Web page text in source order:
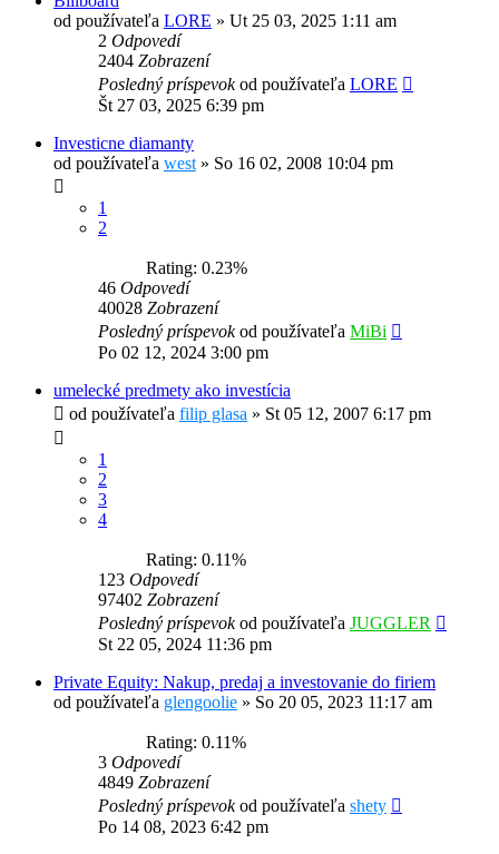
od používateľa LORE » Ut 25 03, 2025 1:11 am
2 Odpovedí
2404 Zobrazení
Posledný príspevokod používateľa LORE
Št 27 03, 2025 6:39 pm
Investicne diamanty
od používateľa west» So 16 02, 2008 10:04 pm
1
2
Rating: 0.23%
46 Odpovedí
40028 Zobrazení
Posledný príspevokod používateľa MiBi
Po 02 12, 2024 3:00 pm
umelecké predmety ako investícia
od používateľa filip glasa » St 05 12, 2007 6:17 pm
1
2
3
4
Rating: 0.11%
123 Odpovedí
97402 Zobrazení
Posledný príspevokod používateľa JUGGLER
St 22 05, 2024 11:36 pm
Private Equity: Nakup, predaj a investovanie do firiem
od používateľa glengoolie » So 20 05, 2023 11:17 am
Rating: 0.11%
3 Odpovedí
4849 Zobrazení
Posledný príspevokod používateľa shety
Po 14 08, 2023 6:42 pm